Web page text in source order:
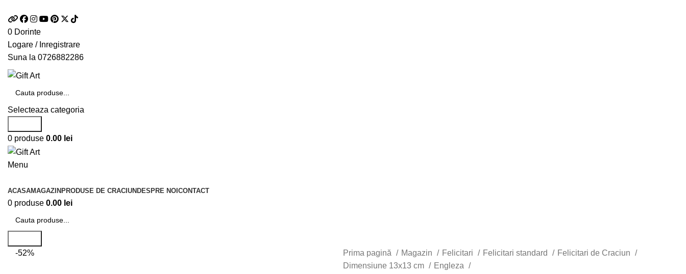
0 Dorinte
Logare / Inregistrare
Suna la 0726882286
Selecteaza categoria
0 produse 0.00 lei
Menu
ACASAMAGAZINPRODUSE DE CRACIUNDESPRE NOICONTACT
0 produse 0.00 lei
-52%
Prima pagină Magazin Felicitari Felicitari standard
Felicitari de Craciun
Dimensiune 13x13 cm
Engleza